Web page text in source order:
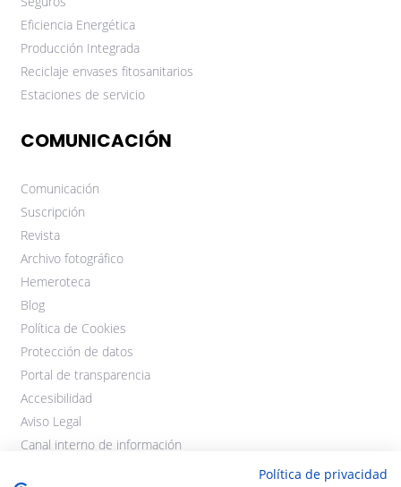
Eficiencia Energética
Producción Integrada
Reciclaje envases fitosanitarios
Estaciones de servicio
COMUNICACIÓN
Comunicación
Suscripción
Revista
Archivo fotográfico
Hemeroteca
Blog
Política de Cookies
Protección de datos
Portal de transparencia
Accesibilidad
Aviso Legal
Canal interno de información
Política de privacidad